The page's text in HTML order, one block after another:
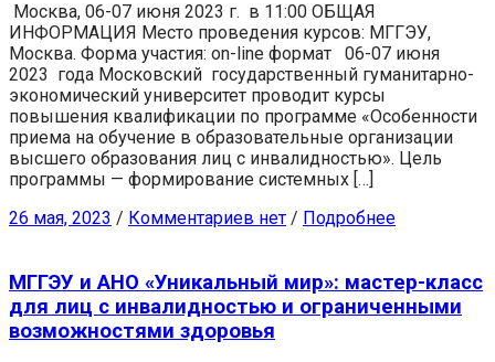
Москва, 06-07 июня 2023 г. в 11:00 ОБЩАЯ
ИНФОРМАЦИЯ Место проведения курсов: МГГЭУ,
Москва. Форма участия: on-line формат 06-07 июня
2023 года Московский государственный гуманитарно-
экономический университет проводит курсы
повышения квалификации по программе «Особенности
приема на обучение в образовательные организации
высшего образования лиц с инвалидностью». Цель
программы — формирование системных […]
26 мая, 2023 / Комментариев нет / Подробнее
МГГЭУ и АНО «Уникальный мир»: мастер-класс
для лиц с инвалидностью и ограниченными
возможностями здоровья